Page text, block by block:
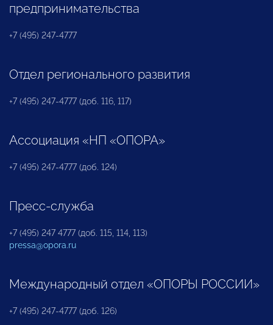
предпринимательства
+7 (495) 247-4777
Отдел регионального развития
+7 (495) 247-4777 (доб. 116, 117)
Ассоциация «НП «ОПОРА»
+7 (495) 247-4777 (доб. 124)
Пресс-служба
+7 (495) 247 4777 (доб. 115, 114, 113)
pressa@opora.ru
Международный отдел «ОПОРЫ РОССИИ»
+7 (495) 247-4777 (доб. 126)